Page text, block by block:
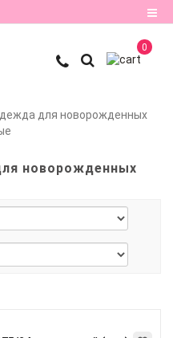
Регистрация
товаров0
0
для новорожденных
новорожденных